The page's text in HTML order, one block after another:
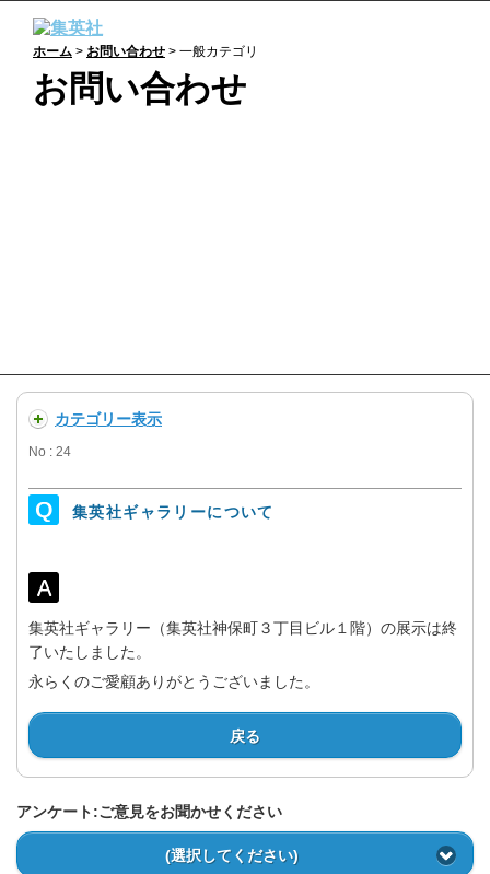
ホーム > お問い合わせ > 一般カテゴリ
お問い合わせ
カテゴリー表示
No : 24
集英社ギャラリーについて
集英社ギャラリー（集英社神保町３丁目ビル１階）の展示は終
了いたしました。
永らくのご愛顧ありがとうございました。
戻る
アンケート:ご意見をお聞かせください
(選択してください)